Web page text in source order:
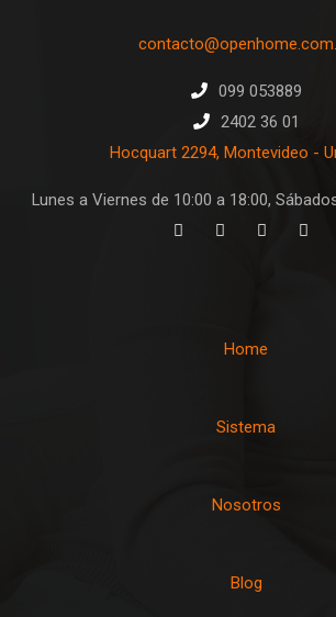
099 053889
2402 36 01
Hocquart 2294, Montevideo -
Lunes a Viernes de 10:00 a 18:00,
Home
Sistema
Nosotros
Blog